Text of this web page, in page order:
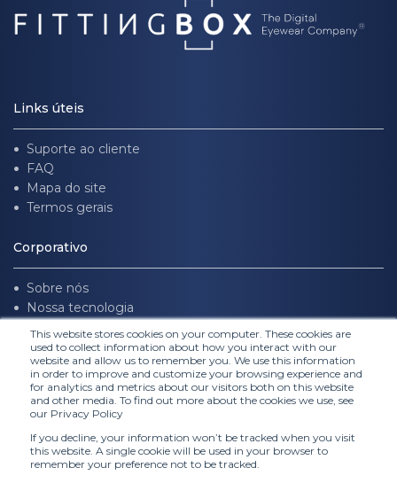
This website stores cookies on your computer. These cookies are
used to collect information about how you interact with our
website and allow us to remember you. We use this information
in order to improve and customize your browsing experience and
for analytics and metrics about our visitors both on this website
and other media. To find out more about the cookies we use, see
our Privacy Policy
If you decline, your information won’t be tracked when you visit
this website. A single cookie will be used in your browser to
remember your preference not to be tracked.
Links úteis
Suporte ao cliente
FAQ
Mapa do site
Termos gerais
Corporativo
Sobre nós
Nossa tecnologia
Trabalhe conosco
Siga-nos